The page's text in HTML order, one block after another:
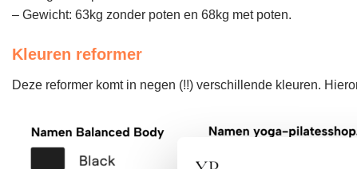
– Gewicht: 63kg zonder poten en 68kg met poten.
Kleuren reformer
Deze reformer komt in negen (!!) verschillende kleuren.